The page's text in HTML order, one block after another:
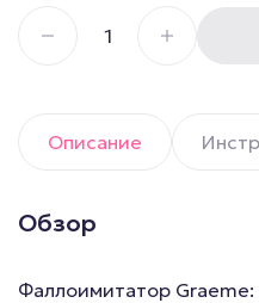
Описание
Обзор
Фаллоимитатор